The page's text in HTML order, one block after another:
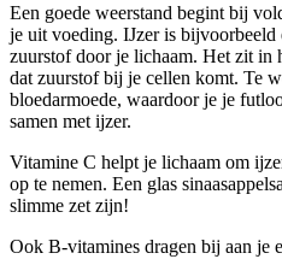
Een goede weerstand begint bij
je uit voeding. IJzer is bijvoorbeeld
zuurstof door je lichaam. Het zit in
dat zuurstof bij je cellen komt. Te
bloedarmoede, waardoor je je
samen met ijzer.
Vitamine C helpt je lichaam om
op te nemen. Een glas
slimme zet zijn!
Ook B-vitamines dragen bij aan je